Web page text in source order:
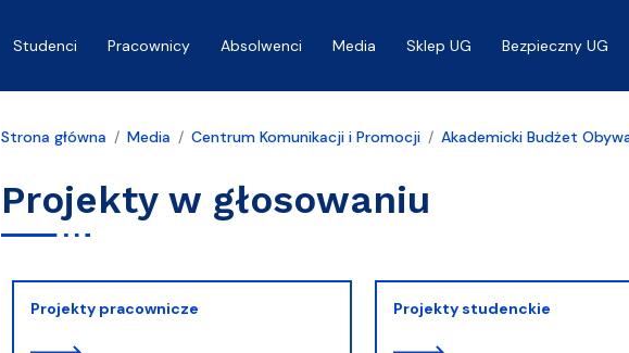
Studenci Pracownicy Absolwenci Media Sklep UG Bezpieczny UG
Strona główna Media Centrum Komunikacji i Promocji Akademicki Budżet
Projekty w głosowaniu
Projekty pracownicze Projekty studenckie